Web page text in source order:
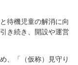
待機児童の解消に向
き続き、開設や運営
、「（仮称）見守り